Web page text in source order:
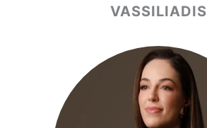
VASSILIADIS